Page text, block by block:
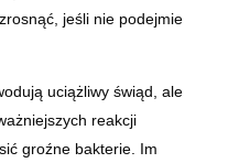
jeśli nie podejmie
uciążliwy świąd, ale
reakcji
groźne bakterie. Im